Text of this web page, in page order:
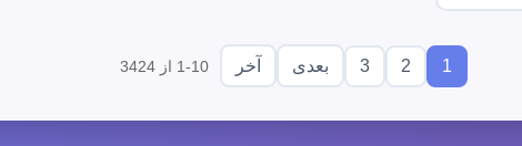
1
2
3 بعدی آخر 1-10 از 3424